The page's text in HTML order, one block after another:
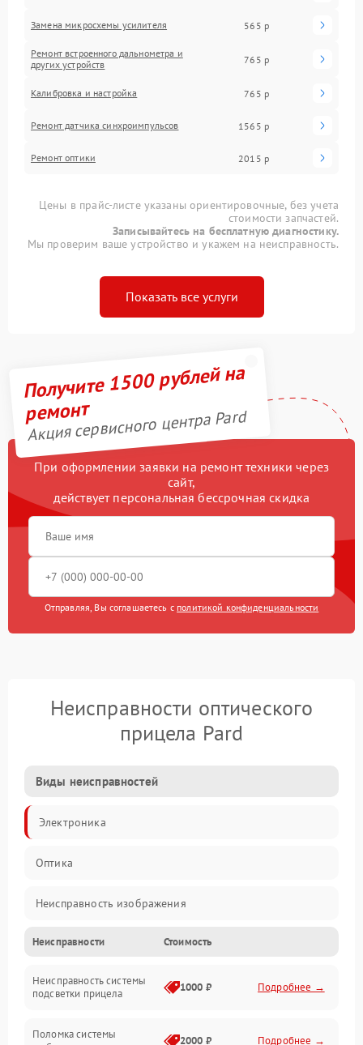
Замена микросхемы усилителя 565 р
Ремонт встроенного дальнометра и
других устройств
765 р
Калибровка и настройка 765 р
Ремонт датчика синхроимпульсов 1565 р
Ремонт оптики 2015 р
Цены в прайс-листе указаны ориентировочные, без учета
стоимости запчастей.
Записывайтесь на бесплатную диагностику.
Мы проверим ваше устройство и укажем на неисправность.
Показать все услуги
Получите 1500 рублей на
ремонт
Акция сервисного центра Pard
При оформлении заявки на ремонт техники через
сайт,
действует персональная бессрочная скидка
Отправляя, Вы соглашаетесь с политикой конфиденциальности
Неисправности оптического
прицела Pard
Виды неисправностей
Электроника
Оптика
Неисправность изображения
Механические повреждения
Неисправность фокусировки и оптики
Неисправности Стоимость
Неисправность системы
подсветки прицела
1000 ₽ Подробнее →
Поломка системы
2000 ₽ Подробнее →